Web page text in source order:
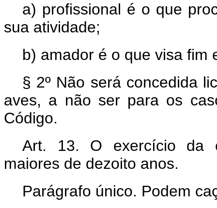
a) profissional é o que
sua atividade;
b) amador é o que visa fim
§ 2º Não será concedida
aves, a não ser para os
Código.
Art. 13. O exercício da
maiores de dezoito anos.
Parágrafo único. Podem